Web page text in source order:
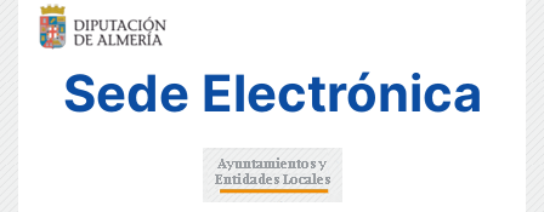
Sede Electrónica